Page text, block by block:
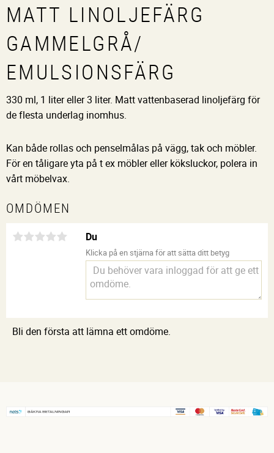
MATT LINOLJEFÄRG
GAMMELGRÅ/
EMULSIONSFÄRG
330 ml, 1 liter eller 3 liter. Matt vattenbaserad linoljefärg för
de flesta underlag inomhus.
Kan både rollas och penselmålas på vägg, tak och möbler.
För en tåligare yta på t ex möbler eller köksluckor, polera in
vårt möbelvax.
OMDÖMEN
Du
Klicka på en stjärna för att sätta ditt betyg
Bli den första att lämna ett omdöme.